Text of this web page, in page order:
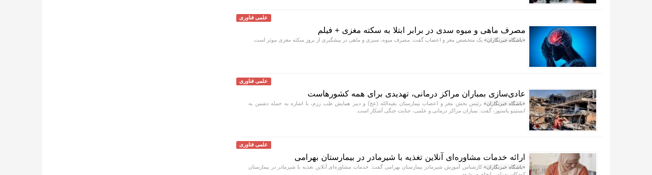
علمی فناوری
مصرف ماهی و میوه سدی در برابر ابتلا به سکته مغزی + فیلم
«باشگاه خبرنگاران» یک متخصص مغز و اعصاب گفت: مصرف میوه، سبزی و ماهی در پیشگیری از بروز سکته مغزی موثر است.
علمی فناوری
عادی‌سازی بمباران مراکز درمانی، تهدیدی برای همه کشورهاست
«باشگاه خبرنگاران» رئیس بخش مغز و اعصاب بیمارستان بقیه‌الله (عج) و دبیر همایش طب رزم، با اشاره به حمله دشمن به
انستیتو پاستور، گفت: بمباران مراکز درمانی و علمی، جنایت جنگی آشکار است.
علمی فناوری
ارائه خدمات مشاوره‌ای آنلاین تغذیه با شیرمادر در بیمارستان بهرامی
«باشگاه خبرنگاران»کارشناس آموزش شیرمادر بیمارستان بهرامی گفت: خدمات مشاوره‌ای آنلاین تغذیه با شیرمادر در بیمارستان